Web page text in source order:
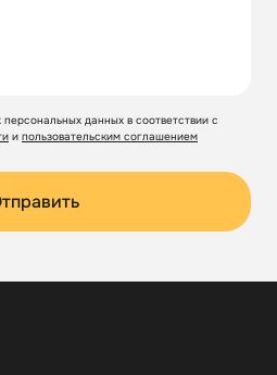
данных в соответствии с
и пользовательским соглашением